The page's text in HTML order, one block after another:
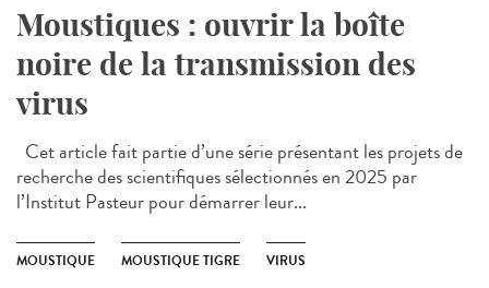
Moustiques : ouvrir la boîte
noire de la transmission des
virus
Cet article fait partie d’une série présentant les projets de
recherche des scientifiques sélectionnés en 2025 par
l’Institut Pasteur pour démarrer leur...
MOUSTIQUE MOUSTIQUE TIGRE VIRUS